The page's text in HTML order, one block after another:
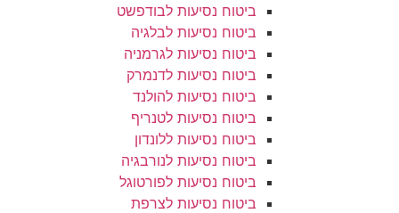
ביטוח נסיעות לבודפשט
ביטוח נסיעות לבלגיה
ביטוח נסיעות לגרמניה
ביטוח נסיעות לדנמרק
ביטוח נסיעות להולנד
ביטוח נסיעות לטנריף
ביטוח נסיעות ללונדון
ביטוח נסיעות לנורבגיה
ביטוח נסיעות לפורטוגל
ביטוח נסיעות לצרפת